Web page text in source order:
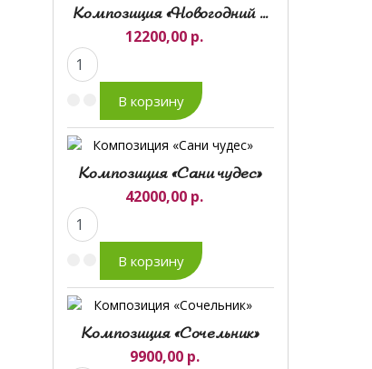
Композиция «Новогодний ...
12200,00 р.
Композиция «Сани чудес»
42000,00 р.
Композиция «Сочельник»
9900,00 р.